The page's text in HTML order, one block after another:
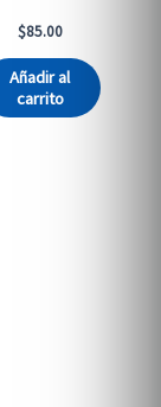
$85.00
Añadir al
carrito